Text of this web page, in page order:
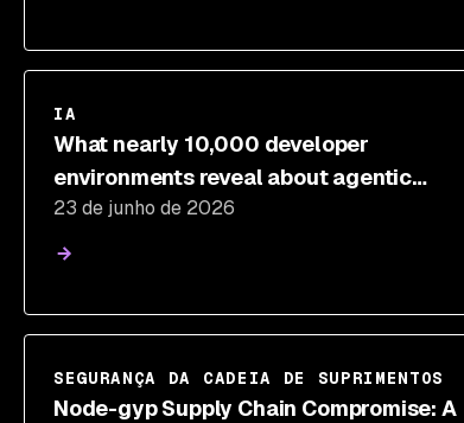
IA
What nearly 10,000 developer
environments reveal about agentic
development risk
23 de junho de 2026
SEGURANÇA DA CADEIA DE SUPRIMENTOS
Node-gyp Supply Chain Compromise: A